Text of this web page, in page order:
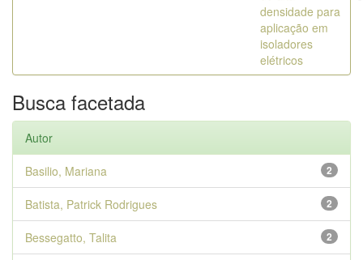
densidade para
aplicação em
isoladores
elétricos
Busca facetada
Autor
2
Basilio, Mariana
2
Batista, Patrick Rodrigues
2
Bessegatto, Talita